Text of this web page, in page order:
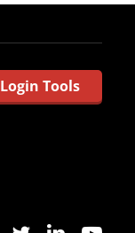
Login Tools